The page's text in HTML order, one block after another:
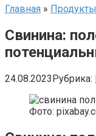
Главная » Продукты
Свинина:
24.08.2023Рубрика:
Фото: